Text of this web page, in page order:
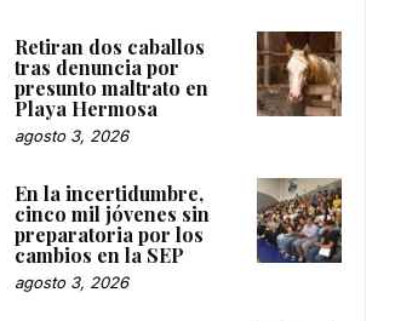
Retiran dos caballos
tras denuncia por
presunto maltrato en
Playa Hermosa
agosto 3, 2026
En la incertidumbre,
cinco mil jóvenes sin
preparatoria por los
cambios en la SEP
agosto 3, 2026